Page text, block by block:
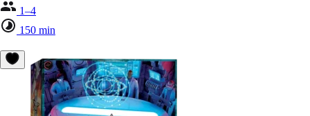
1–4
150 min